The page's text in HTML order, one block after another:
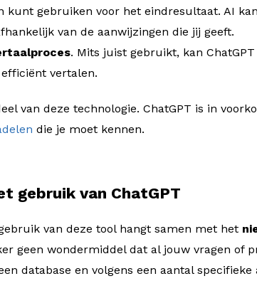
kunt gebruiken voor het eindresultaat. AI
van de aanwijzingen die jij geeft.
. Mits juist gebruikt, kan
vertalen.
van deze technologie. ChatGPT is in
die je moet kennen.
gebruik van ChatGPT
van deze tool hangt samen met het
geen wondermiddel dat al jouw vragen of
database en volgens een aantal